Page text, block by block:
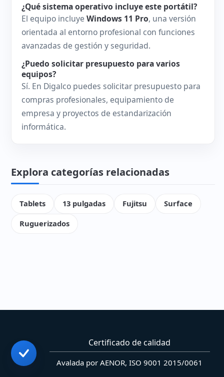
¿Qué sistema operativo incluye este portátil?
El equipo incluye Windows 11 Pro, una versión
orientada al entorno profesional con funciones
avanzadas de gestión y seguridad.
¿Puedo solicitar presupuesto para varios
equipos?
Sí. En Digalco puedes solicitar presupuesto para
compras profesionales, equipamiento de
empresa y proyectos de estandarización
informática.
Explora categorías relacionadas
Tablets 13 pulgadas Fujitsu
Surface
Ruguerizados
Certificado de calidad
Avalada por AENOR, ISO 9001 2015/0061